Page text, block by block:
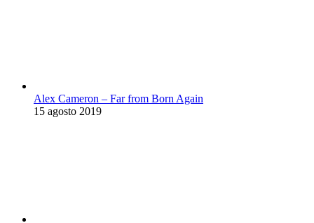
Alex Cameron – Far from Born Again
15 agosto 2019